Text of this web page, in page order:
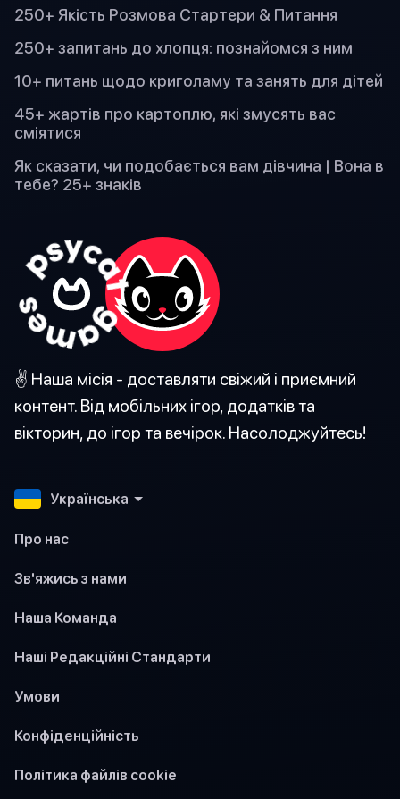
250+ Якість Розмова Стартери & Питання
250+ запитань до хлопця: познайомся з ним
10+ питань щодо криголаму та занять для дітей
45+ жартів про картоплю, які змусять вас
сміятися
Як сказати, чи подобається вам дівчина | Вона в
тебе? 25+ знаків
✌️ Наша місія - доставляти свіжий і приємний
контент. Від мобільних ігор, додатків та
вікторин, до ігор та вечірок. Насолоджуйтесь!
Українська
Про нас
Зв'яжись з нами
Наша Команда
Наші Редакційні Стандарти
Умови
Конфіденційність
Політика файлів cookie